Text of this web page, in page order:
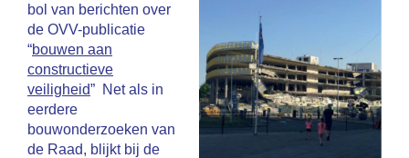
bol van berichten over
de OVV-publicatie
“bouwen aan
constructieve
veiligheid” Net als in
eerdere
bouwonderzoeken van
de Raad, blijkt bij de